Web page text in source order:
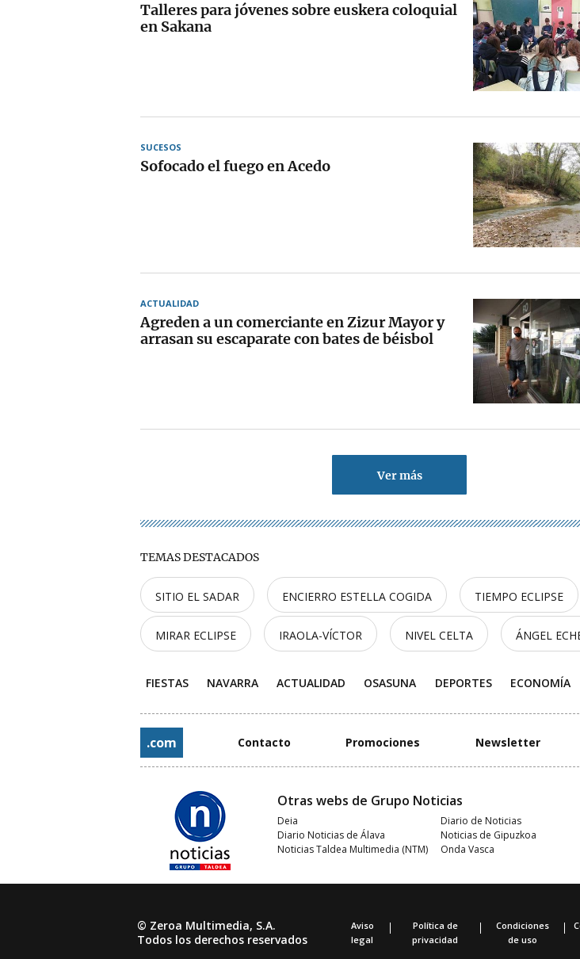
Talleres para jóvenes sobre euskera coloquial
en Sakana
SUCESOS
Sofocado el fuego en Acedo
ACTUALIDAD
Agreden a un comerciante en Zizur Mayor y
arrasan su escaparate con bates de béisbol
Ver más
TEMAS DESTACADOS
SITIO EL SADAR ENCIERRO ESTELLA COGIDA TIEMPO ECLIPSE
MIRAR ECLIPSE IRAOLA-VÍCTOR NIVEL CELTA ÁNGEL
FIESTAS NAVARRA ACTUALIDAD OSASUNA DEPORTES ECONOMÍA
.com Contacto Promociones Newsletter
Otras webs de Grupo Noticias
Deia
Diario de Noticias
Diario Noticias de Álava
Noticias de Gipuzkoa
Noticias Taldea Multimedia (NTM)
Onda Vasca
© Zeroa Multimedia, S.A.
Todos los derechos reservados
Aviso
legal
Política de
privacidad
Condiciones
de uso